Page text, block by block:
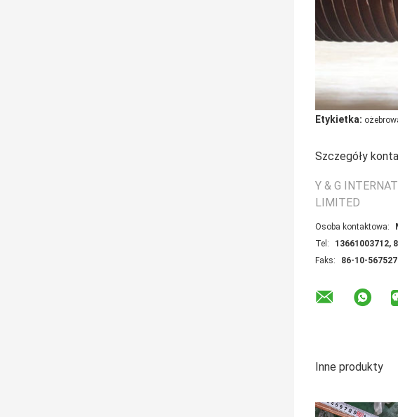
Etykietka:
Szczegóły
Y & G
LIMITED
Osoba kontaktowa:
Tel:
13661003712,
Faks:
86-10-
Inne produkty